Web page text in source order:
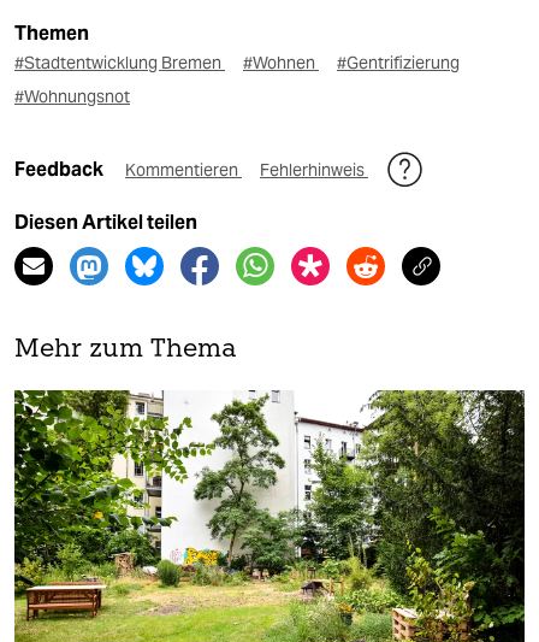
Themen
#Stadtentwicklung Bremen #Wohnen
#Gentrifizierung
#Wohnungsnot
Feedback Kommentieren Fehlerhinweis
Diesen Artikel teilen
Mehr zum Thema